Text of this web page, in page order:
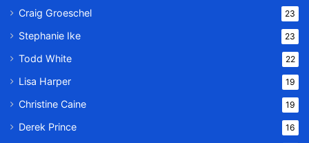
Craig Groeschel 23
Stephanie Ike 23
Todd White 22
Lisa Harper 19
Christine Caine 19
Derek Prince 16